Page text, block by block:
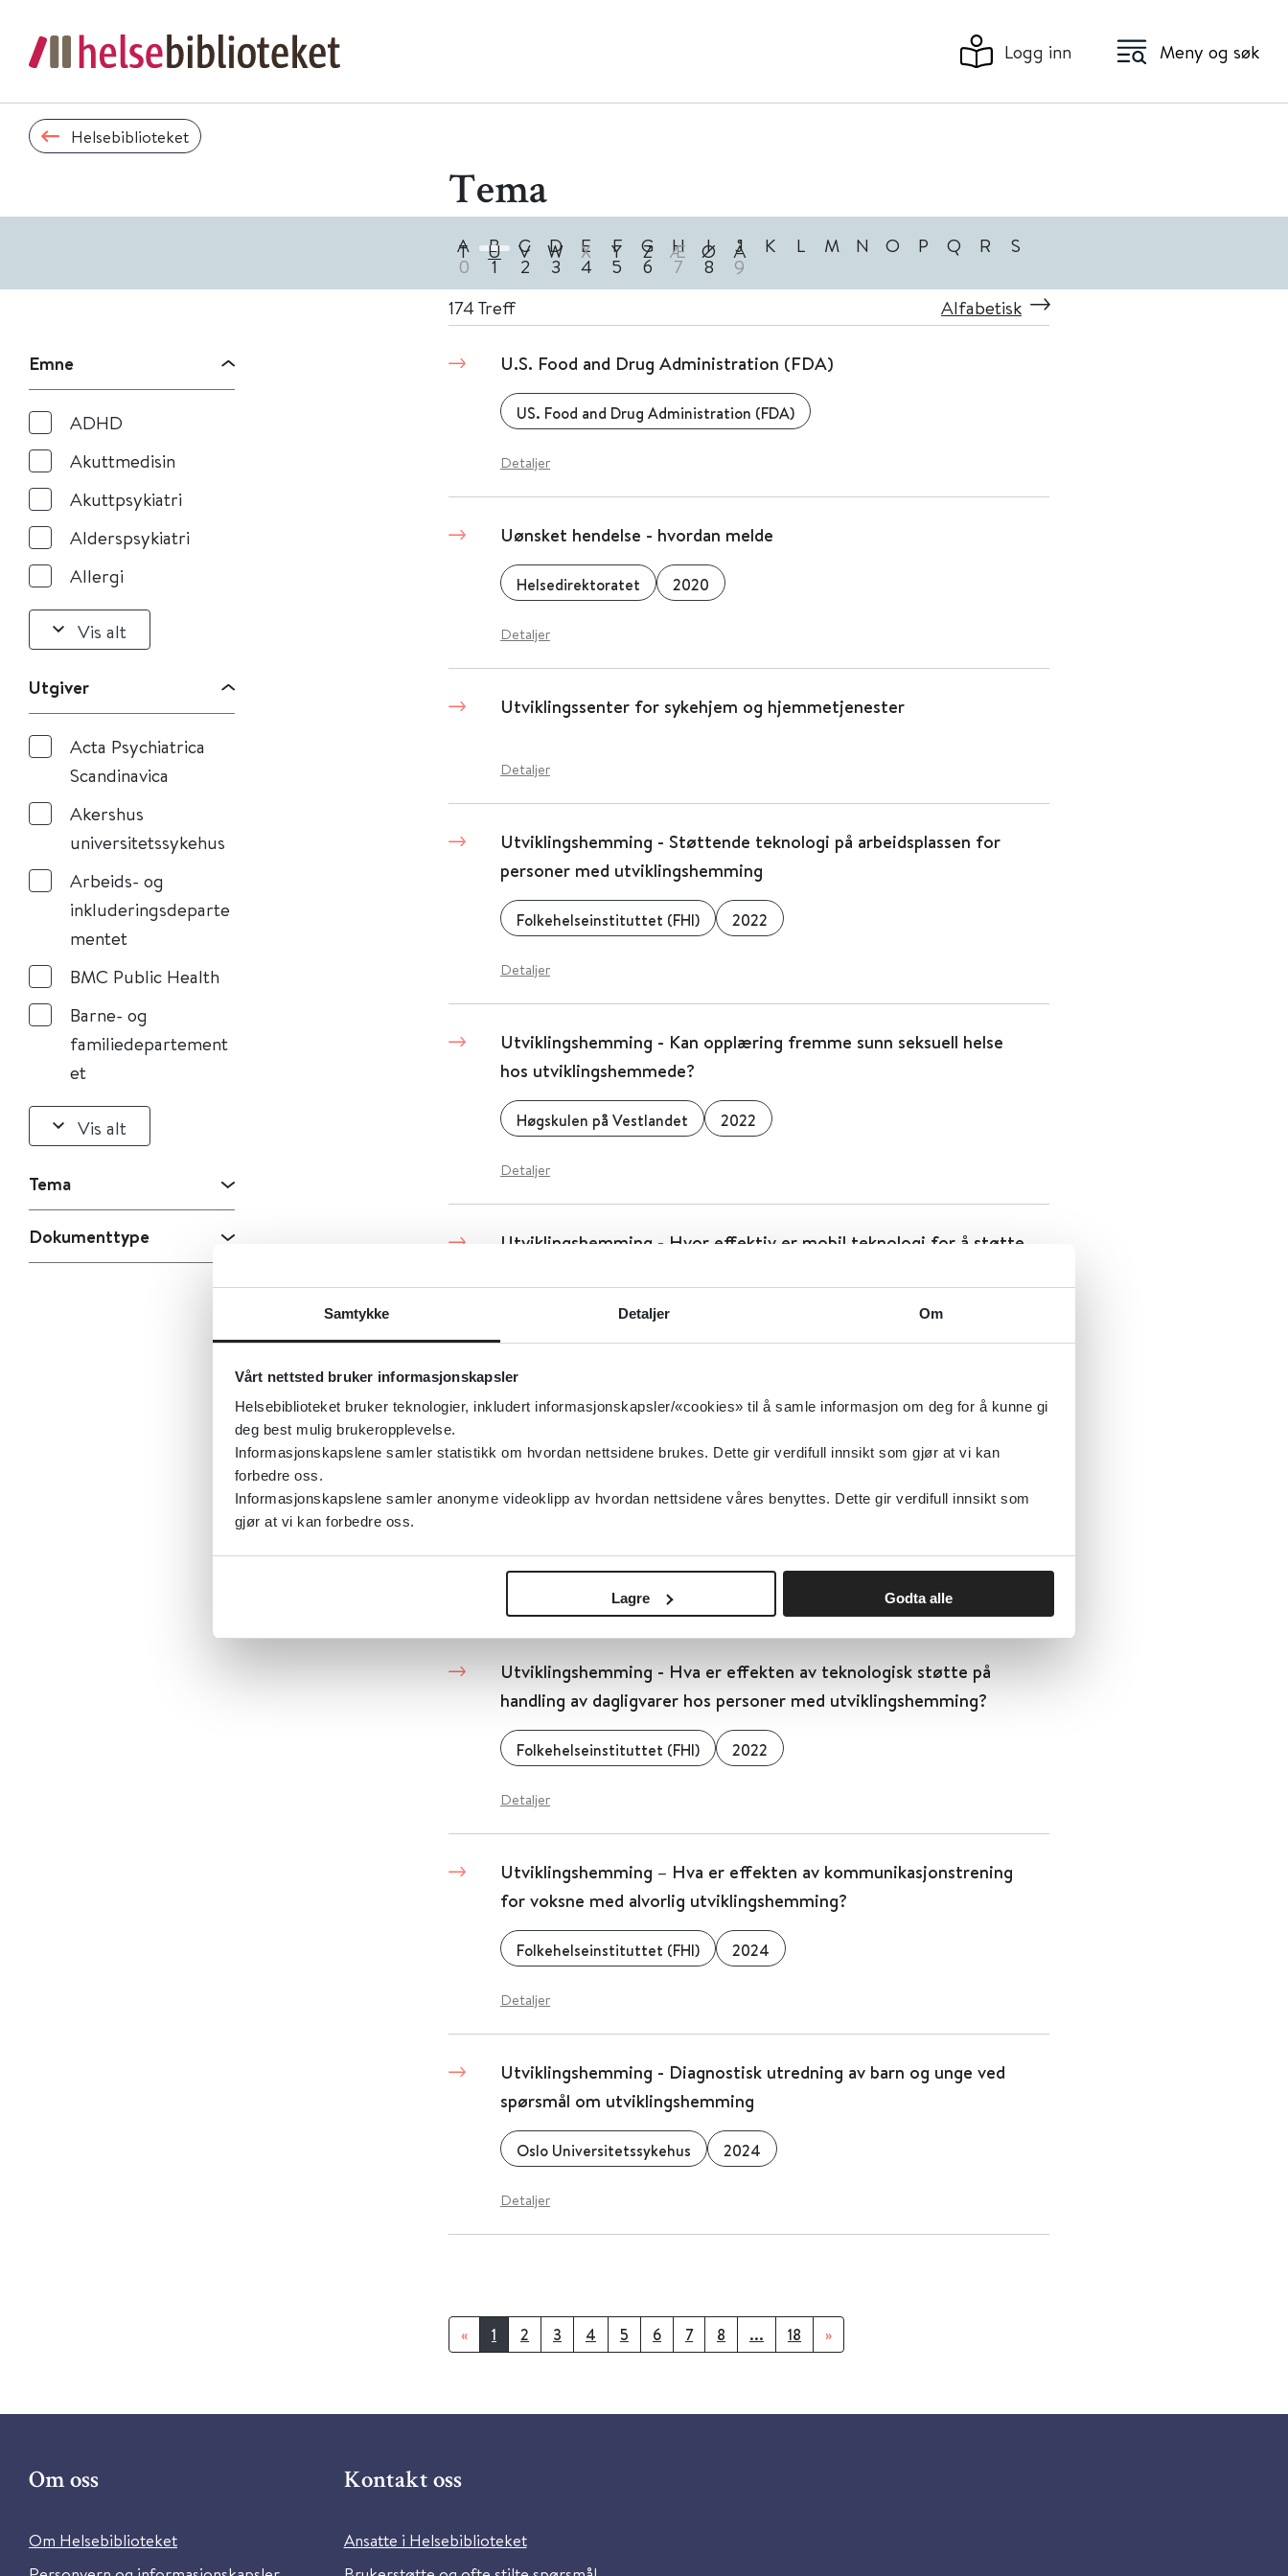
Samtykke Detaljer Om
Vårt nettsted bruker informasjonskapsler
Helsebiblioteket bruker teknologier, inkludert informasjonskapsler/«cookies» til å samle informasjon om deg for å kunne gi
deg best mulig brukeropplevelse.
Informasjonskapslene samler statistikk om hvordan nettsidene brukes. Dette gir verdifull innsikt som gjør at vi kan
forbedre oss.
Informasjonskapslene samler anonyme videoklipp av hvordan nettsidene våres benyttes. Dette gir verdifull innsikt som
gjør at vi kan forbedre oss.
Lagre Godta alle
Logg inn Meny og søk
Helsebiblioteket
Tema
A B C D E F G H I J K L M N O P Q R S
T U V W X Y Z Æ Ø Å
0 1 2 3 4 5 6 7 8 9
Emne
ADHD
Akuttmedisin
Akuttpsykiatri
Alderspsykiatri
Allergi
Vis alt
Utgiver
Acta Psychiatrica
Scandinavica
Akershus
universitetssykehus
Arbeids- og
inkluderingsdeparte
mentet
BMC Public Health
Barne- og
familiedepartement
et
Vis alt
Tema
Dokumenttype
174 Treff Alfabetisk
U.S. Food and Drug Administration (FDA)
US. Food and Drug Administration (FDA)
Detaljer
Uønsket hendelse - hvordan melde
Helsedirektoratet 2020
Detaljer
Utviklingssenter for sykehjem og hjemmetjenester
Detaljer
Utviklingshemming - Støttende teknologi på arbeidsplassen for
personer med utviklingshemming
Folkehelseinstituttet (FHI) 2022
Detaljer
Utviklingshemming - Kan opplæring fremme sunn seksuell helse
hos utviklingshemmede?
Høgskulen på Vestlandet 2022
Detaljer
Utviklingshemming - Hvor effektiv er mobil teknologi for å støtte
Folkehelseinstituttet (FHI)
Detaljer
Utviklingshemming - Hvilke tiltak er effektive for å rekruttere og
med utviklingshemming?
Utviklingshemming - Hva er effekten av teknologisk støtte på
handling av dagligvarer hos personer med utviklingshemming?
Folkehelseinstituttet (FHI) 2022
Detaljer
Utviklingshemming – Hva er effekten av kommunikasjonstrening
for voksne med alvorlig utviklingshemming?
Folkehelseinstituttet (FHI) 2024
Detaljer
Utviklingshemming - Diagnostisk utredning av barn og unge ved
spørsmål om utviklingshemming
Oslo Universitetssykehus 2024
Detaljer
« 1 2 3 4 5 6 7 8 ... 18 »
Om oss
Om Helsebiblioteket
Kontakt oss
Ansatte i Helsebiblioteket